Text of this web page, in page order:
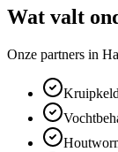
Wat valt
Onze partners in